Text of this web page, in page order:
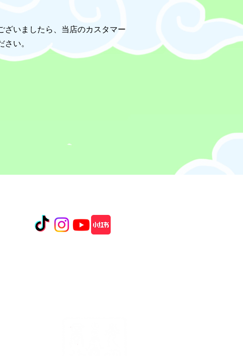
ざいましたら、当店のカスタマー
い。